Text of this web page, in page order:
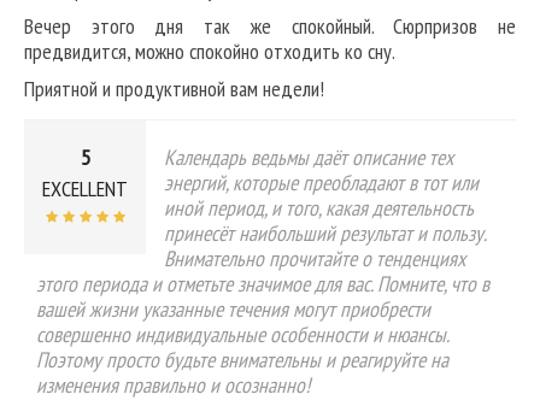
Вечер этого дня так же спокойный. Сюрпризов не
предвидится, можно спокойно отходить ко сну.
Приятной и продуктивной вам недели!
5
EXCELLENT
Календарь ведьмы даёт описание тех
энергий, которые преобладают в тот или
иной период, и того, какая деятельность
принесёт наибольший результат и пользу.
Внимательно прочитайте о тенденциях
этого периода и отметьте значимое для вас. Помните, что в
вашей жизни указанные течения могут приобрести
совершенно индивидуальные особенности и нюансы.
Поэтому просто будьте внимательны и реагируйте на
изменения правильно и осознанно!